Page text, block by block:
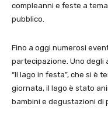
compleanni e feste a
pubblico.
Fino a oggi numerosi
partecipazione. Uno degli
“Il lago in festa”, che si è
giornata, il lago è stato
bambini e degustazioni di